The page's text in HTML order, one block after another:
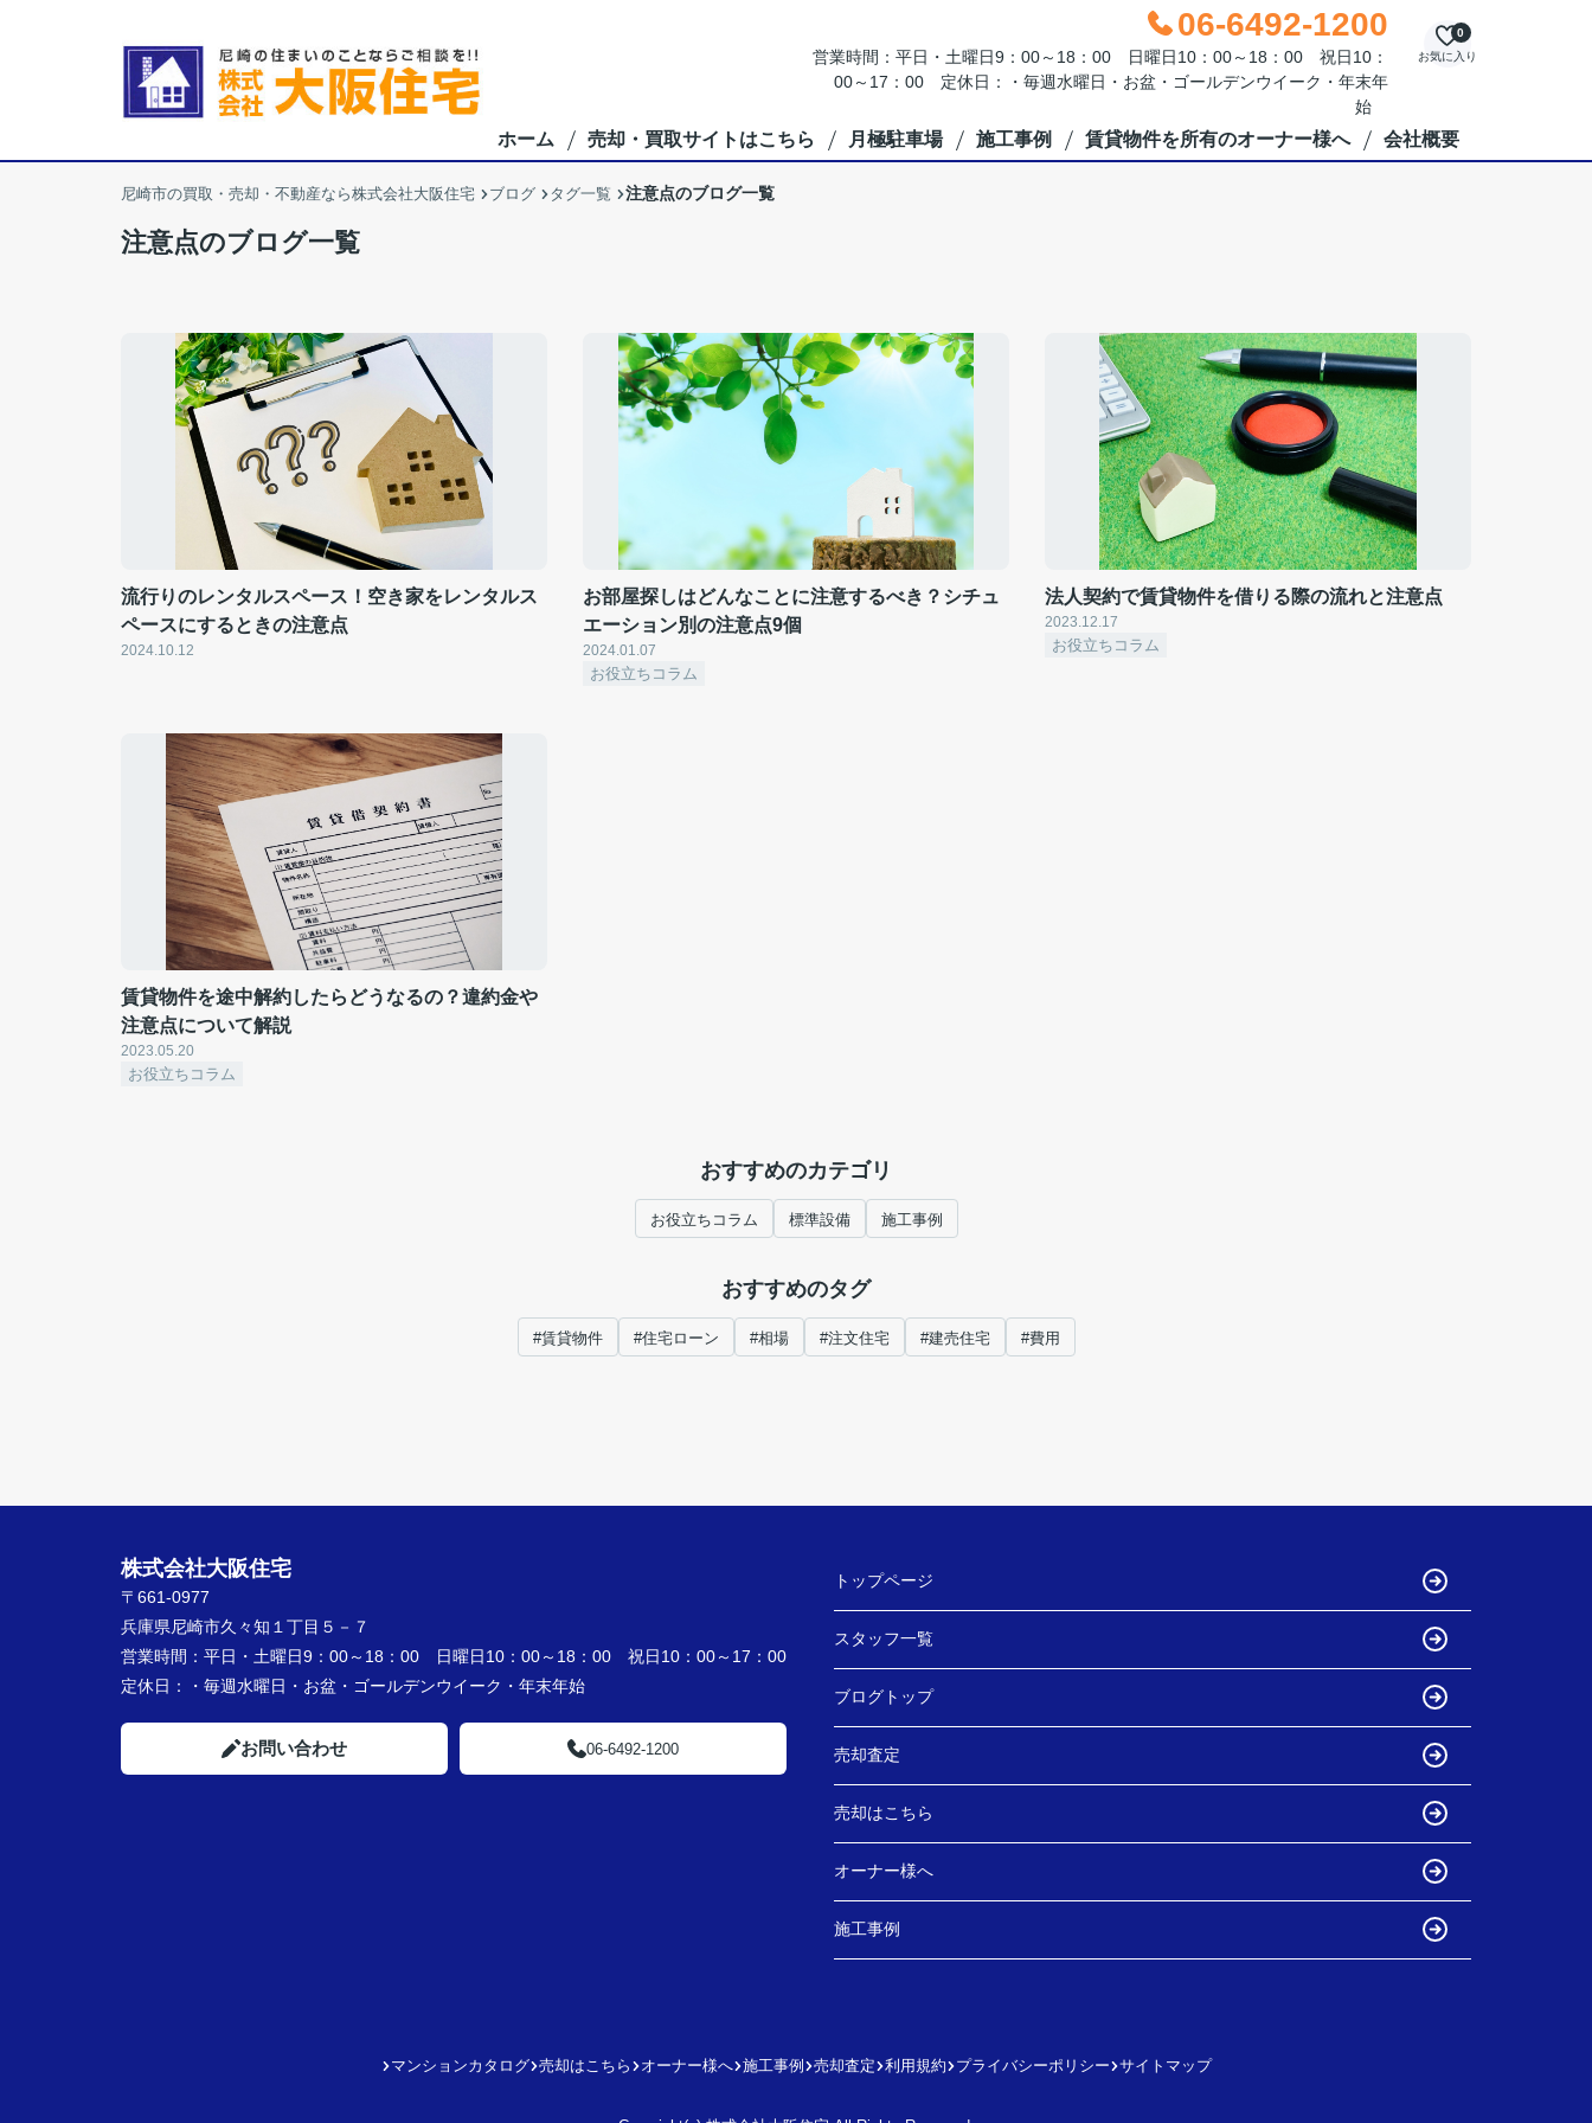
06-6492-1200
営業時間：平日・土曜日9：00～18：00 日曜日10：00～18：00 祝日10：
00～17：00 定休日：・毎週水曜日・お盆・ゴールデンウイーク・年末年
始
お気に入り
0
ホーム 売却・買取サイトはこちら 月極駐車場 施工事例 賃貸物件を所有のオーナー様へ 会社概要
尼崎市の買取・売却・不動産なら株式会社大阪住宅 ブログ タグ一覧 注意点のブログ一覧
注意点のブログ一覧
流行りのレンタルスペース！空き家をレンタルス
ペースにするときの注意点
2024.10.12
お部屋探しはどんなことに注意するべき？シチュ
エーション別の注意点9個
2024.01.07
お役立ちコラム
法人契約で賃貸物件を借りる際の流れと注意点
2023.12.17
お役立ちコラム
賃貸物件を途中解約したらどうなるの？違約金や
注意点について解説
2023.05.20
お役立ちコラム
おすすめのカテゴリ
お役立ちコラム 標準設備 施工事例
おすすめのタグ
#賃貸物件 #住宅ローン #相場 #注文住宅 #建売住宅 #費用
株式会社大阪住宅
〒661-0977
兵庫県尼崎市久々知１丁目５－７
営業時間： 平日・土曜日9：00～18：00 日曜日10：00～18：00 祝日10：00～17：00
定休日：
・毎週水曜日・お盆・ゴールデンウイーク・年末年始
お問い合わせ 06-6492-1200
トップページ
スタッフ一覧
ブログトップ
売却査定
売却はこちら
オーナー様へ
施工事例
マンションカタログ 売却はこちら オーナー様へ 施工事例 売却査定 利用規約 プライバシーポリシー サイトマップ